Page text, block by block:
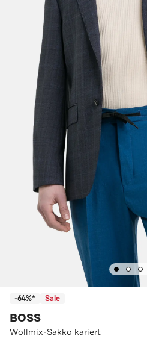
-64%* Sale
BOSS
Wollmix-Sakko kariert